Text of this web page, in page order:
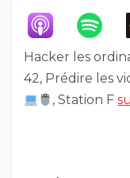
Hacker les
42, Prédire les
, Station F